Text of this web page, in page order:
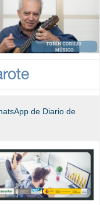
de Diario de